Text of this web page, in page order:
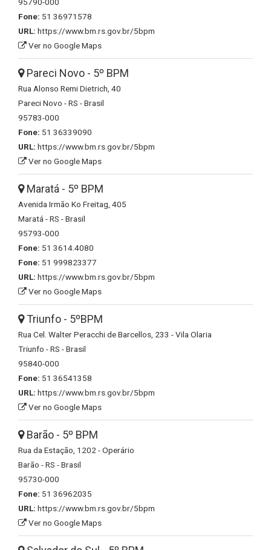
Fone: 51 36971578
URL: https://www.bm.rs.gov.br/5bpm
Ver no Google Maps
Pareci Novo - 5º BPM
Rua Alonso Remi Dietrich, 40
Pareci Novo - RS - Brasil
95783-000
Fone: 51 36339090
URL: https://www.bm.rs.gov.br/5bpm
Ver no Google Maps
Maratá - 5º BPM
Avenida Irmão Ko Freitag, 405
Maratá - RS - Brasil
95793-000
Fone: 51 3614.4080
Fone: 51 999823377
URL: https://www.bm.rs.gov.br/5bpm
Ver no Google Maps
Triunfo - 5ºBPM
Rua Cel. Walter Peracchi de Barcellos, 233 - Vila Olaria
Triunfo - RS - Brasil
95840-000
Fone: 51 36541358
URL: https://www.bm.rs.gov.br/5bpm
Ver no Google Maps
Barão - 5º BPM
Rua da Estação, 1202 - Operário
Barão - RS - Brasil
95730-000
Fone: 51 36962035
URL: https://www.bm.rs.gov.br/5bpm
Ver no Google Maps